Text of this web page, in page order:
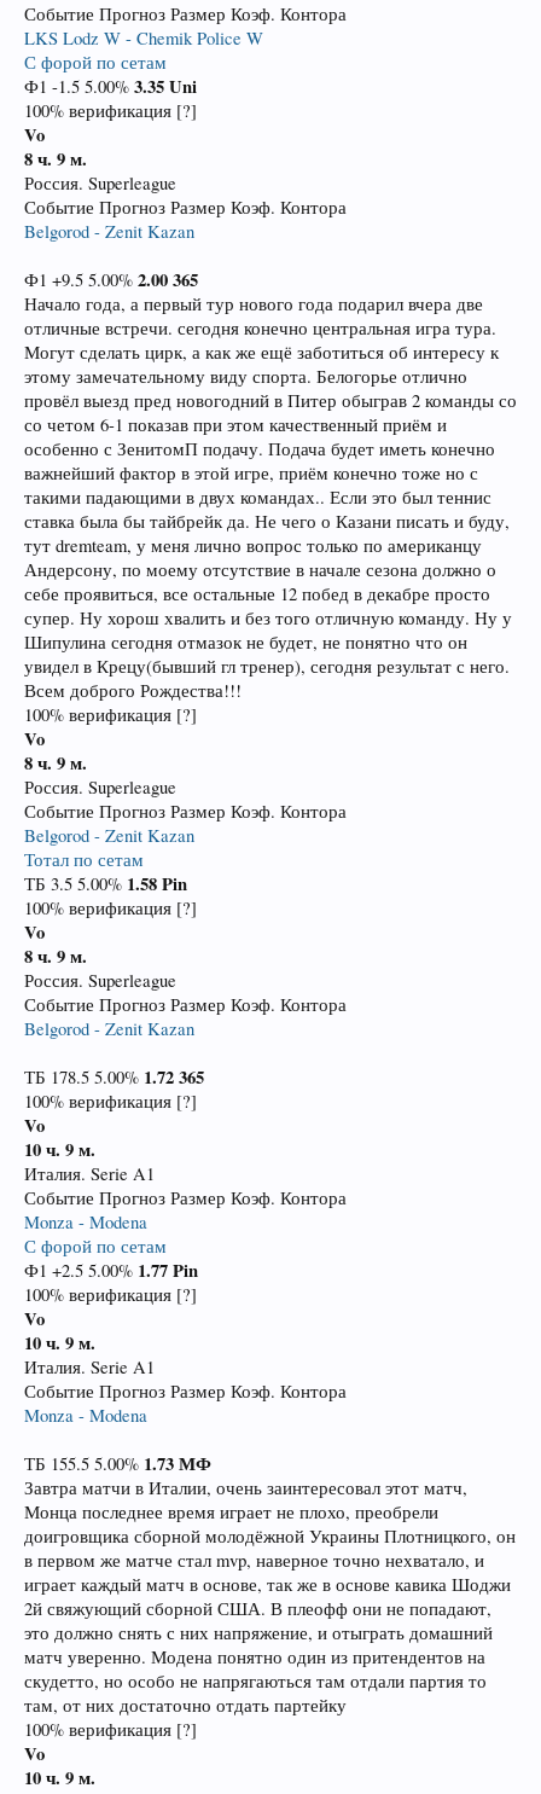
Событие Прогноз Размер Коэф. Контора
LKS Lodz W - Chemik Police W
С форой по сетам
Ф1 -1.5 5.00% 3.35Uni
100% верификация [?]
Vo
8 ч. 9 м.
Россия. Superleague
Событие Прогноз Размер Коэф. Контора
Belgorod - Zenit Kazan
Ф1 +9.5 5.00% 2.00365
Начало года, а первый тур нового года подарил вчера две
отличные встречи. сегодня конечно центральная игра тура.
Могут сделать цирк, а как же ещё заботиться об интересу к
этому замечательному виду спорта. Белогорье отлично
провёл выезд пред новогодний в Питер обыграв 2 команды со
со четом 6-1 показав при этом качественный приём и
особенно с ЗенитомП подачу. Подача будет иметь конечно
важнейший фактор в этой игре, приём конечно тоже но с
такими падающими в двух командах.. Если это был теннис
ставка была бы тайбрейк да. Не чего о Казани писать и буду,
тут dremteam, у меня лично вопрос только по американцу
Андерсону, по моему отсутствие в начале сезона должно о
себе проявиться, все остальные 12 побед в декабре просто
супер. Ну хорош хвалить и без того отличную команду. Ну у
Шипулина сегодня отмазок не будет, не понятно что он
увидел в Крецу(бывший гл тренер), сегодня результат с него.
Всем доброго Рождества!!!
100% верификация [?]
Vo
8 ч. 9 м.
Россия. Superleague
Событие Прогноз Размер Коэф. Контора
Belgorod - Zenit Kazan
Тотал по сетам
ТБ 3.5 5.00% 1.58Pin
100% верификация [?]
Vo
8 ч. 9 м.
Россия. Superleague
Событие Прогноз Размер Коэф. Контора
Belgorod - Zenit Kazan
ТБ 178.5 5.00% 1.72365
100% верификация [?]
Vo
10 ч. 9 м.
Италия. Serie A1
Событие Прогноз Размер Коэф. Контора
Monza - Modena
С форой по сетам
Ф1 +2.5 5.00% 1.77Pin
100% верификация [?]
Vo
10 ч. 9 м.
Италия. Serie A1
Событие Прогноз Размер Коэф. Контора
Monza - Modena
ТБ 155.5 5.00% 1.73МФ
Завтра матчи в Италии, очень заинтересовал этот матч,
Монца последнее время играет не плохо, преобрели
доигровщика сборной молодёжной Украины Плотницкого, он
в первом же матче стал mvp, наверное точно нехватало, и
играет каждый матч в основе, так же в основе кавика Шоджи
2й свяжующий сборной США. В плеофф они не попадают,
это должно снять с них напряжение, и отыграть домашний
матч уверенно. Модена понятно один из притендентов на
скудетто, но особо не напрягаються там отдали партия то
там, от них достаточно отдать партейку
100% верификация [?]
Vo
10 ч. 9 м.